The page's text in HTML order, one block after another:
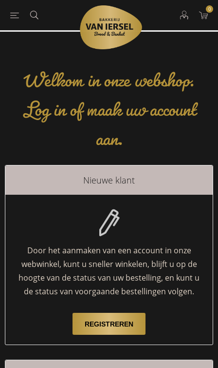
0
Welkom in onze webshop.
Log in of maak uw account
aan.
Nieuwe klant
Door het aanmaken van een account in onze
webwinkel, kunt u sneller winkelen, blijft u op de
hoogte van de status van uw bestelling, en kunt u
de status van voorgaande bestellingen volgen.